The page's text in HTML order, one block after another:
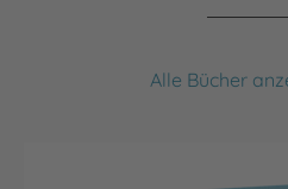
Alle Bücher